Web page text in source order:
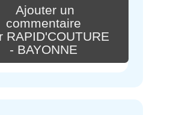
Ajouter un
commentaire
RAPID'COUTURE
- BAYONNE